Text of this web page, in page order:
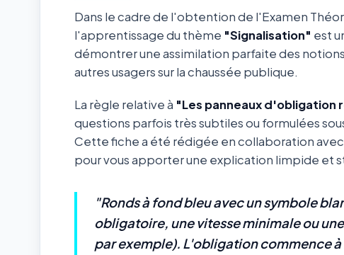
Dans le cadre de l'obtention de l'Examen
l'apprentissage du thème "Signalisation" est
démontrer une assimilation parfaite des
autres usagers sur la chaussée publique.
La règle relative à "Les panneaux d'obligation
questions parfois très subtiles ou formulées
Cette fiche a été rédigée en collaboration
pour vous apporter une explication limpide et
"Ronds à fond bleu avec un symbole
obligatoire, une vitesse minimale ou
par exemple). L'obligation commence